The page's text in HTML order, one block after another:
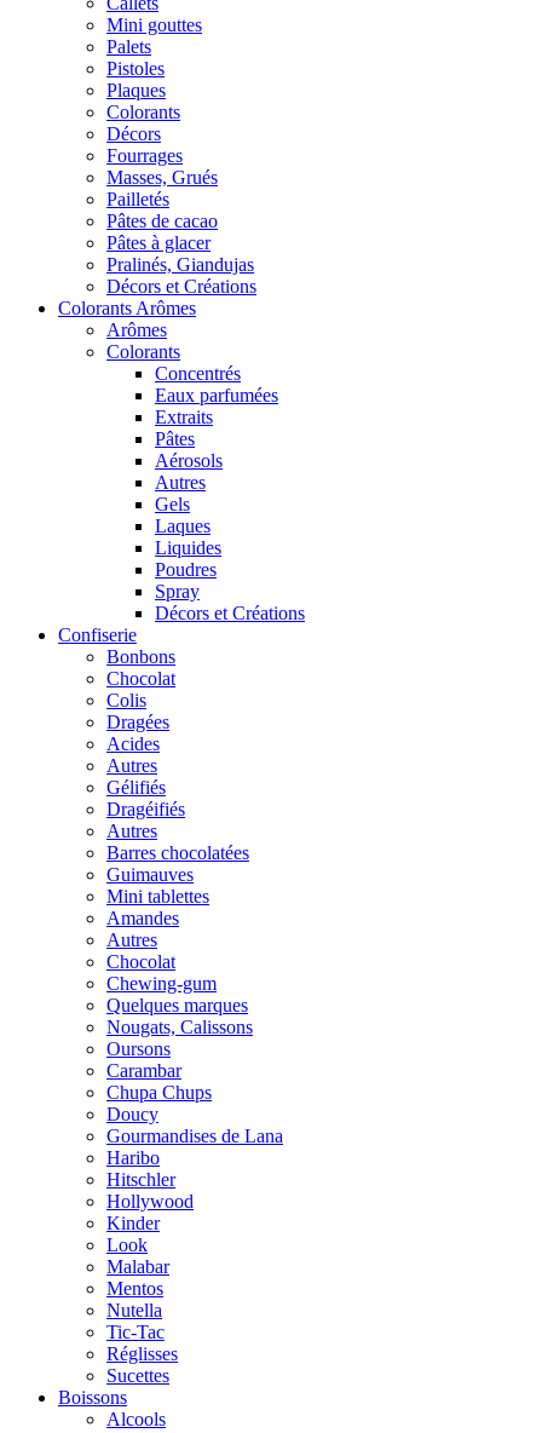
Mini gouttes
Palets
Pistoles
Plaques
Colorants
Décors
Fourrages
Masses, Grués
Pailletés
Pâtes de cacao
Pâtes à glacer
Pralinés, Giandujas
Décors et Créations
Colorants Arômes
Arômes
Colorants
Concentrés
Eaux parfumées
Extraits
Pâtes
Aérosols
Autres
Gels
Laques
Liquides
Poudres
Spray
Décors et Créations
Confiserie
Bonbons
Chocolat
Colis
Dragées
Acides
Autres
Gélifiés
Dragéifiés
Autres
Barres chocolatées
Guimauves
Mini tablettes
Amandes
Autres
Chocolat
Chewing-gum
Quelques marques
Nougats, Calissons
Oursons
Carambar
Chupa Chups
Doucy
Gourmandises de Lana
Haribo
Hitschler
Hollywood
Kinder
Look
Malabar
Mentos
Nutella
Tic-Tac
Réglisses
Sucettes
Boissons
Alcools